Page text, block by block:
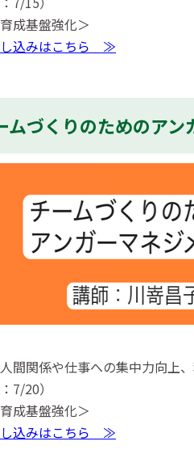
成基盤強化＞
込みはこちら ≫
ムづくりのためのアン
間関係や仕事への集中力向上
7/20）
成基盤強化＞
込みはこちら ≫